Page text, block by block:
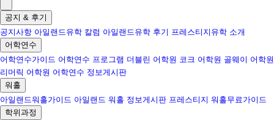
공지 & 후기
공지사항 아일랜드유학 칼럼 아일랜드유학 후기 프레스티지유학 소개
어학연수
어학연수가이드 어학연수 프로그램 더블린 어학원 코크 어학원 골웨이 어학원
리머릭 어학원 어학연수 정보게시판
워홀
아일랜드워홀가이드 아일랜드 워홀 정보게시판 프레스티지 워홀무료가이드
학위과정